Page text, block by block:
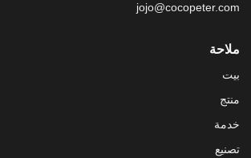
jojo@cocopeter.com
ملاحة
بيت
منتج
خدمة
تصنيع